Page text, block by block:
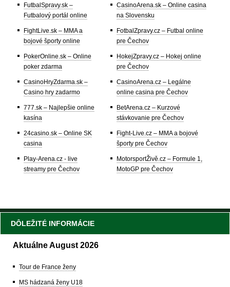
FutbalSpravy.sk –
Futbalový portál online
FightLive.sk – MMA a
bojové športy online
PokerOnline.sk – Online
poker zdarma
CasinoHryZdarma.sk –
Casino hry zadarmo
777.sk – Najlepšie online
kasína
24casino.sk – Online SK
casina
Play-Arena.cz - live
streamy pre Čechov
CasinoArena.sk – Online casina
na Slovensku
FotbalZpravy.cz – Futbal online
pre Čechov
HokejZpravy.cz – Hokej online
pre Čechov
CasinoArena.cz – Legálne
online casina pre Čechov
BetArena.cz – Kurzové
stávkovanie pre Čechov
Fight-Live.cz – MMA a bojové
športy pre Čechov
MotorsportŽivě.cz – Formule 1,
MotoGP pre Čechov
DÔLEŽITÉ INFORMÁCIE
Aktuálne August 2026
Tour de France ženy
MS hádzaná ženy U18